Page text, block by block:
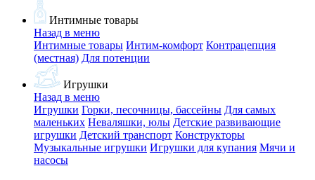
Интимные товары
Назад в меню
Интимные товары Интим-комфорт Контрацепция
(местная) Для потенции
Игрушки
Назад в меню
Игрушки Горки, песочницы, бассейны Для самых
маленьких Неваляшки, юлы Детские развивающие
игрушки Детский транспорт Конструкторы
Музыкальные игрушки Игрушки для купания Мячи и
насосы